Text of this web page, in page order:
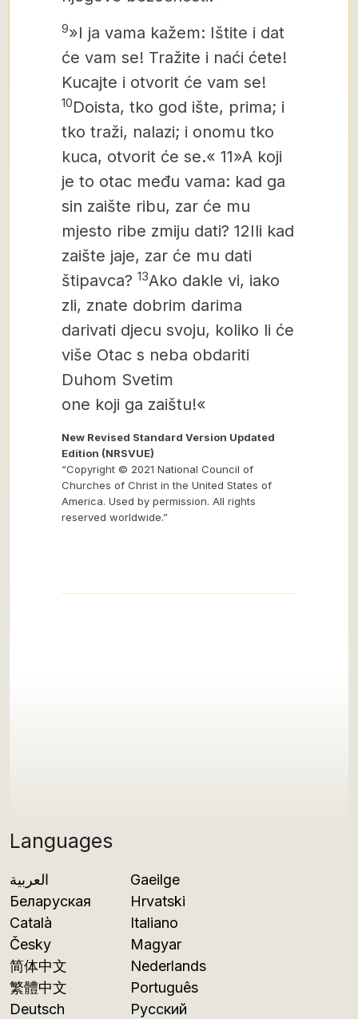
Languages
العربية
Беларуская
Català
Česky
简体中文
繁體中文
Deutsch
Gaeilge
Hrvatski
Italiano
Magyar
Nederlands
Português
Русский
9»I ja vama kažem: Ištite i dat
će vam se! Tražite i naći ćete!
Kucajte i otvorit će vam se!
10Doista, tko god ište, prima; i
tko traži, nalazi; i onomu tko
kuca, otvorit će se.« 11»A koji
je to otac među vama: kad ga
sin zaište ribu, zar će mu
mjesto ribe zmiju dati? 12Ili kad
zaište jaje, zar će mu dati
štipavca? 13Ako dakle vi, iako
zli, znate dobrim darima
darivati djecu svoju, koliko li će
više Otac s neba obdariti
Duhom Svetim
one koji ga zaištu!«
New Revised Standard Version Updated
Edition (NRSVUE)
“Copyright © 2021 National Council of
Churches of Christ in the United States of
America. Used by permission. All rights
reserved worldwide.”